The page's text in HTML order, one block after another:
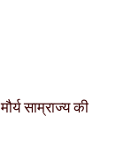
साम्राज्य की